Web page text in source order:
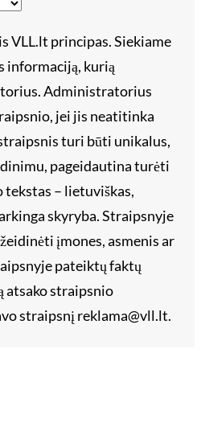
VLL.lt principas. Siekiame
informaciją, kurią
Administratorius
jei jis neatitinka
turi būti unikalus,
pageidautina turėti
– lietuviškas,
skyryba. Straipsnyje
įmones, asmenis ar
pateiktų faktų
atsako straipsnio
straipsnį reklama@vll.lt.